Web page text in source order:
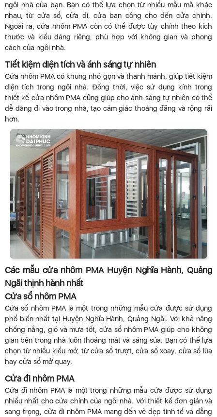
ngôi nhà của bạn. Bạn có thể lựa chọn từ nhiều mẫu mã khác
nhau, từ cửa sổ, cửa đi, cửa ban công cho đến cửa chính.
Ngoài ra, cửa nhôm PMA còn có thể được tùy chỉnh theo kích
thước và kiểu dáng riêng, phù hợp với không gian và phong
cách của ngôi nhà.
Tiết kiệm diện tích và ánh sáng tự nhiên
Cửa nhôm PMA có khung nhỏ gọn và thanh mảnh, giúp tiết kiệm
diện tích trong ngôi nhà. Đồng thời, việc sử dụng kính trong
thiết kế cửa nhôm PMA cũng giúp cho ánh sáng tự nhiên có thể
dễ dàng đi vào trong nhà, tạo cảm giác thoáng đãng và rộng rãi
hơn.
Các mẫu cửa nhôm PMA Huyện Nghĩa Hành, Quảng
Ngãi thịnh hành nhất
Cửa sổ nhôm PMA
Cửa sổ nhôm PMA là một trong những mẫu cửa được sử dụng
phổ biến nhất tại Huyện Nghĩa Hành, Quảng Ngãi. Với khả năng
chống nắng, gió và mưa tốt, cửa sổ nhôm PMA giúp cho không
gian bên trong nhà luôn thoáng mát và sáng sủa. Bạn có thể lựa
chọn từ nhiều kiểu mở, từ cửa sổ trượt, cửa sổ xoay, cửa sổ lùa
hay cửa sổ mở quay.
Cửa đi nhôm PMA
Cửa đi nhôm PMA là một trong những mẫu cửa được sử dụng
nhiều nhất cho cửa chính của ngôi nhà. Với thiết kế đơn giản và
sang trọng, cửa đi nhôm PMA mang đến vẻ đẹp tinh tế và đẳng